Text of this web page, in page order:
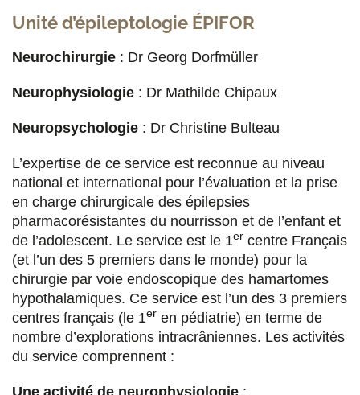
l’hypophyse et de la puberté.
Dr Julie Bonheur
Neuropédiatre : Neurochirurgie pédiatrique
CCMR Neurogène (Maladies neurogénétiques
et mouvements anormaux)
Dr Christophe Boulloud
Neurochirurgien. Praticien Titulaire.Stimulation
cérébrale profonde,hernie discale lombaire
canal lombaire étroit ,canal cervical étroit ,
hernie discale cervicale
Dr Christine Bulteau-Peyrie
Neuropédiatre et Neuropsychologue.
Coordonnatrice de l’activité Neuropsychologie-
Epilepsie de Neurochirurgie Pédiatrique.
Unité d’épileptologie ÉPIFOR
Neurochirurgie : Dr Georg Dorfmüller
Neurophysiologie : Dr Mathilde Chipaux
Neuropsychologie : Dr Christine Bulteau
L’expertise de ce service est reconnue au niveau
national et international pour l’évaluation et la prise
en charge chirurgicale des épilepsies
pharmacorésistantes du nourrisson et de l’enfant et
de l’adolescent. Le service est le 1er centre Français
(et l’un des 5 premiers dans le monde) pour la
chirurgie par voie endoscopique des hamartomes
hypothalamiques. Ce service est l’un des 3 premiers
centres français (le 1er en pédiatrie) en terme de
nombre d’explorations intracrâniennes. Les activités
du service comprennent :